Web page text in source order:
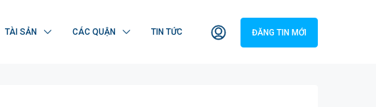
TÀI SẢN CÁC QUẬN TIN TỨC ĐĂNG TIN MỚI